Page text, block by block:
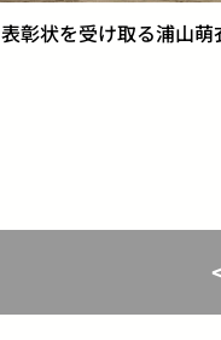
表彰状を受け取る浦山